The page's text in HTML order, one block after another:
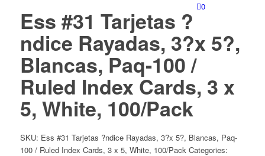
0
Ess #31 Tarjetas ?
ndice Rayadas, 3?x 5?,
Blancas, Paq-100 /
Ruled Index Cards, 3 x
5, White, 100/Pack
SKU: Ess #31 Tarjetas ?ndice Rayadas, 3?x 5?, Blancas, Paq-
100 / Ruled Index Cards, 3 x 5, White, 100/Pack Categories: